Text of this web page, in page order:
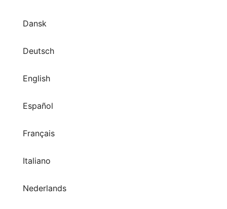
Dansk
Deutsch
English
Español
Français
Italiano
Nederlands